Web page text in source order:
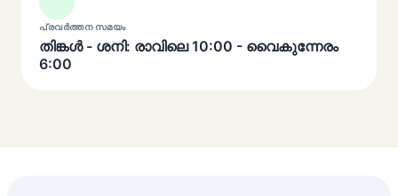
പ്രവർത്തന സമയം
തിങ്കൾ - ശനി: രാവിലെ 10:00 - വൈകുന്നേരം
6:00